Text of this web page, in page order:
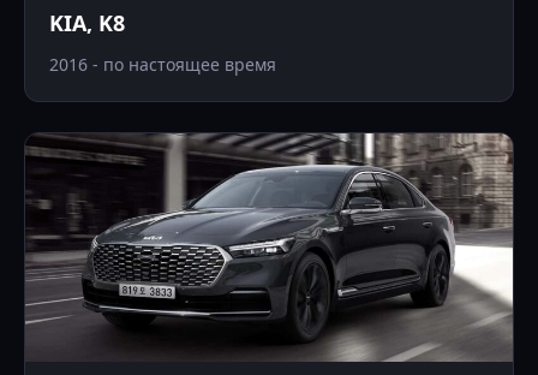
KIA, K8
2016 - по настоящее время